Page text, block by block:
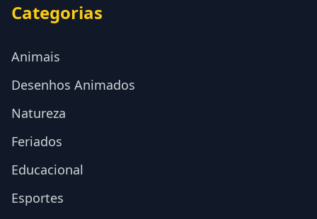
Categorias
Animais
Desenhos Animados
Natureza
Feriados
Educacional
Esportes